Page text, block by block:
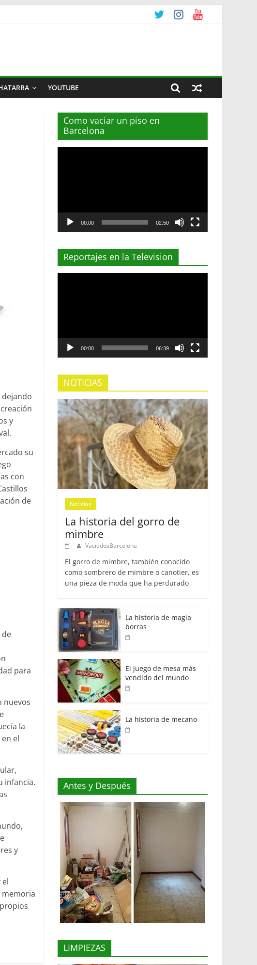
YOUTUBE
y
su
con
de
de
para
nuevos
la
el
infancia.
y
el
memoria
Como vaciar un piso en
Barcelona
00:00 02:50
Reportajes en la Television
00:00 06:39
NOTICIAS
Noticias
La historia del gorro de
mimbre
VaciadosBarcelona
El gorro de mimbre, también conocido
como sombrero de mimbre o canotier, es
una pieza de moda que ha perdurado
La historia de magia
borras
El juego de mesa más
vendido del mundo
La historia de mecano
Antes y Después
LIMPIEZAS